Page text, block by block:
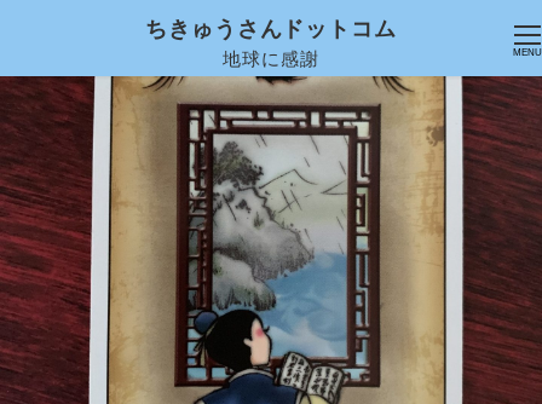
ちきゅうさんドットコム
地球に感謝 MENU